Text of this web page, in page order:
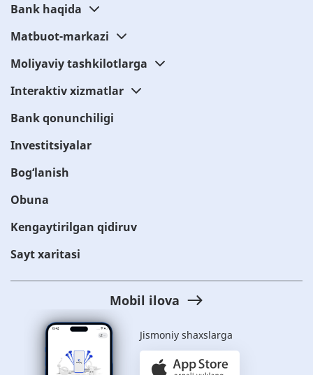
Bank haqida
Matbuot-markazi
Moliyaviy tashkilotlarga
Interaktiv xizmatlar
Bank qonunchiligi
Investitsiyalar
Bog‘lanish
Obuna
Kengaytirilgan qidiruv
Sayt xaritasi
Mobil ilova
Jismoniy shaxslarga